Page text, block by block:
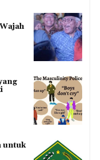
untuk